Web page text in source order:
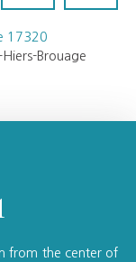
17320
Brouage
from the center of